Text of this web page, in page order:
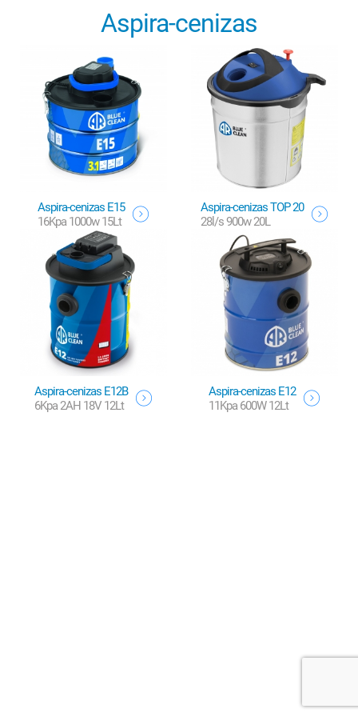
Aspira-cenizas
Aspira-cenizas E15
16Kpa 1000w 15Lt
Aspira-cenizas TOP 20
28l/s 900w 20L
Aspira-cenizas E12B
6Kpa 2AH 18V 12Lt
Aspira-cenizas E12
11Kpa 600W 12Lt